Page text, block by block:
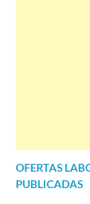
OFERTAS
PUBLICADAS